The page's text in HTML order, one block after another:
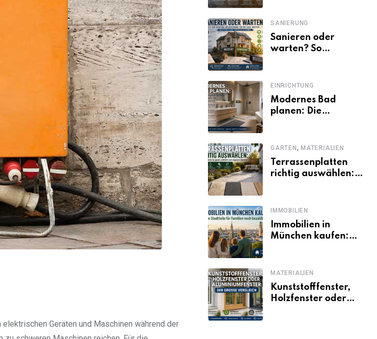
Geräten und Maschinen während der
SANIERUNG
Sanieren oder
warten? So
unsicherer Kosten,
Zinsen und
Förderbedingungen
EINRICHTUNG
Modernes Bad
planen: Die
Umsetzung
GARTEN, MATERIALIEN
Terrassenplatten
richtig auswählen:
eigenen Garten?
IMMOBILIEN
Immobilien in
München kaufen:
bezahlbar sind
MATERIALIEN
Kunststofffenster,
Holzfenster oder